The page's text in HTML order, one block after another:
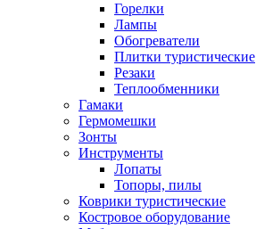
Горелки
Лампы
Обогреватели
Плитки туристические
Резаки
Теплообменники
Гамаки
Гермомешки
Зонты
Инструменты
Лопаты
Топоры, пилы
Коврики туристические
Костровое оборудование